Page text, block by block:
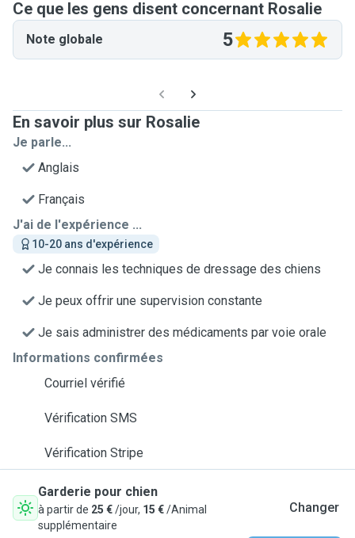
Ce que les gens disent concernant Rosalie
Note globale 5
En savoir plus sur Rosalie
Je parle...
Anglais
Français
J'ai de l'expérience ...
10-20 ans d'expérience
Je connais les techniques de dressage des chiens
Je peux offrir une supervision constante
Je sais administrer des médicaments par voie orale
Informations confirmées
Courriel vérifié
Vérification SMS
Vérification Stripe
Garderie pour chien
à partir de 25 €/jour, 15 €/Animal
supplémentaire
Changer